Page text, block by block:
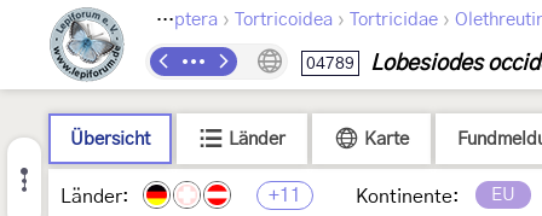
Lepidoptera › Tortricoidea › Tortricidae ›
04789 Lobesiodes
Übersicht Länder Karte
Länder: +11 Kontinente: EU